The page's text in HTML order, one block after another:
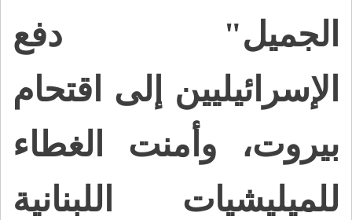
الجميل" دفع
الإسرائيليين إلى اقتحام
بيروت، وأمنت الغطاء
للميليشيات اللبنانية